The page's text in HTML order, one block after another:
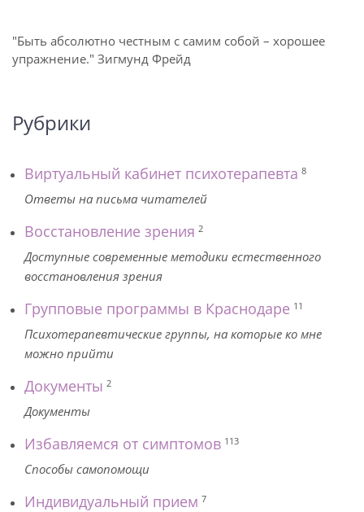
"Быть абсолютно честным с самим собой – хорошее
упражнение." Зигмунд Фрейд
Рубрики
Виртуальный кабинет психотерапевта 8
Ответы на письма читателей
Восстановление зрения 2
Доступные современные методики естественного
восстановления зрения
Групповые программы в Краснодаре 11
Психотерапевтические группы, на которые ко мне
можно прийти
Документы 2
Документы
Избавляемся от симптомов 113
Способы самопомощи
Индивидуальный прием 7